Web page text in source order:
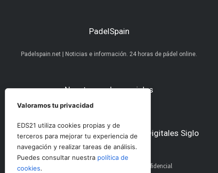
PadelSpain
Padelspain.net | Noticias e información. 24 horas de pádel online.
Nuestras redes sociales
Otros medios del Grupo Ediciones Digitales Siglo
21
GolfConfidencial
Valoramos tu privacidad
EDS21 utiliza cookies propias y de
terceros para mejorar tu experiencia de
navegación y realizar tareas de análisis.
Puedes consultar nuestra política de
cookies.